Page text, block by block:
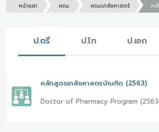
หน้าแรก คณะ คณะเภสัชศาสตร์ ห
ป.ตรี ป.โท ป.เอก
หลักสูตรเภสัชศาสตรบัณฑิต (2563)
Doctor of Pharmacy Program